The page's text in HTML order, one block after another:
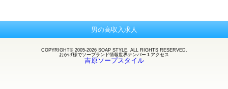
男の高収入求人
COPYRIGHT© 2005-2026 SOAP STYLE. ALL RIGHTS RESERVED.
おかげ様でソープランド情報世界ナンバー１アクセス
吉原ソープスタイル